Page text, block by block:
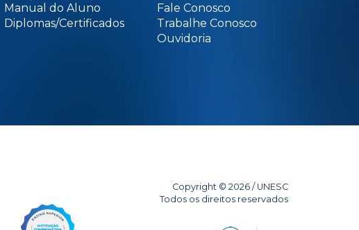
Manual do Aluno
Diplomas/Certificados
Fale Conosco
Trabalhe Conosco
Ouvidoria
Copyright © 2026 / UNESC
Todos os direitos reservados